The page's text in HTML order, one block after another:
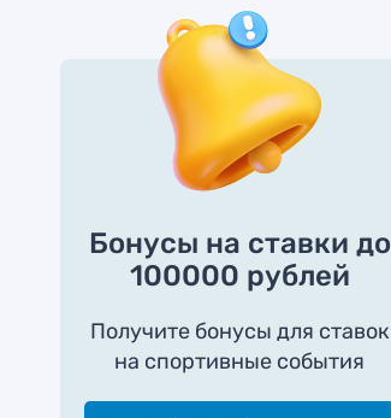
Бонусы на ставки до
100000 рублей
Получите бонусы для ставок
на спортивные события